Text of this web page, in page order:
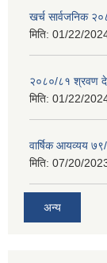
खर्च सार्वजनिक
मिति: 01/22/
२०८०/८१ श्रवण
मिति: 01/22/
वार्षिक आयव्यय
मिति: 07/20/
अन्य